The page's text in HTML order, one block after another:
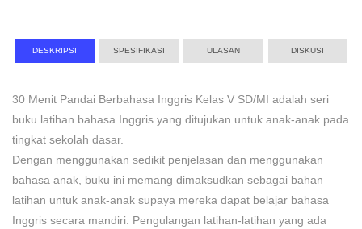
DESKRIPSI SPESIFIKASI ULASAN DISKUSI
30 Menit Pandai Berbahasa Inggris Kelas V SD/MI adalah seri
buku latihan bahasa Inggris yang ditujukan untuk anak-anak pada
tingkat sekolah dasar.
Dengan menggunakan sedikit penjelasan dan menggunakan
bahasa anak, buku ini memang dimaksudkan sebagai bahan
latihan untuk anak-anak supaya mereka dapat belajar bahasa
Inggris secara mandiri. Pengulangan latihan-latihan yang ada